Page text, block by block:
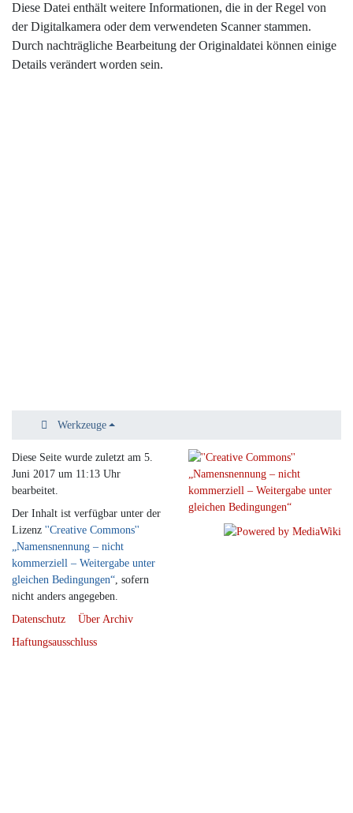
Diese Datei enthält weitere Informationen, die in der Regel von
der Digitalkamera oder dem verwendeten Scanner stammen.
Durch nachträgliche Bearbeitung der Originaldatei können einige
Details verändert worden sein.
Werkzeuge
Diese Seite wurde zuletzt am 5.
Juni 2017 um 11:13 Uhr
bearbeitet.
Der Inhalt ist verfügbar unter der
Lizenz ''Creative Commons''
„Namensnennung – nicht
kommerziell – Weitergabe unter
gleichen Bedingungen“, sofern
nicht anders angegeben.
Datenschutz
Über Archiv
Haftungsausschluss